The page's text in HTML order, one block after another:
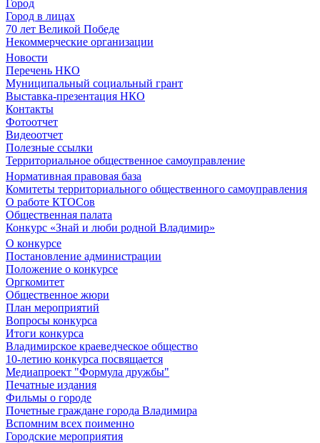
Город
Город в лицах
70 лет Великой Победе
Некоммерческие организации
Новости
Перечень НКО
Муниципальный социальный грант
Выставка-презентация НКО
Контакты
Фотоотчет
Видеоотчет
Полезные ссылки
Территориальное общественное самоуправление
Нормативная правовая база
Комитеты территориального общественного самоуправления
О работе КТОСов
Общественная палата
Конкурс «Знай и люби родной Владимир»
О конкурсе
Постановление администрации
Положение о конкурсе
Оргкомитет
Общественное жюри
План мероприятий
Вопросы конкурса
Итоги конкурса
Владимирское краеведческое общество
10-летию конкурса посвящается
Медиапроект "Формула дружбы"
Печатные издания
Фильмы о городе
Почетные граждане города Владимира
Вспомним всех поименно
Городские мероприятия